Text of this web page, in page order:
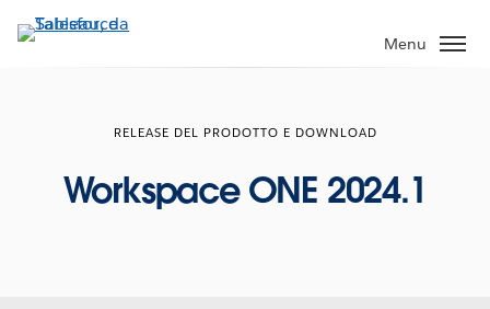
Passa
Menu
RELEASE DEL PRODOTTO E DOWNLOAD
Workspace ONE 2024.1